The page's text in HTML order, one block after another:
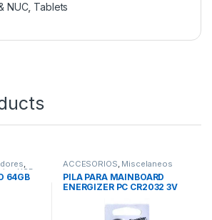
NUC, Tablets
,
USB
64GB
ACCESORIOS, Miscelaneos
PILA PARA MAINBOARD
ENERGIZER PC CR2032 3V